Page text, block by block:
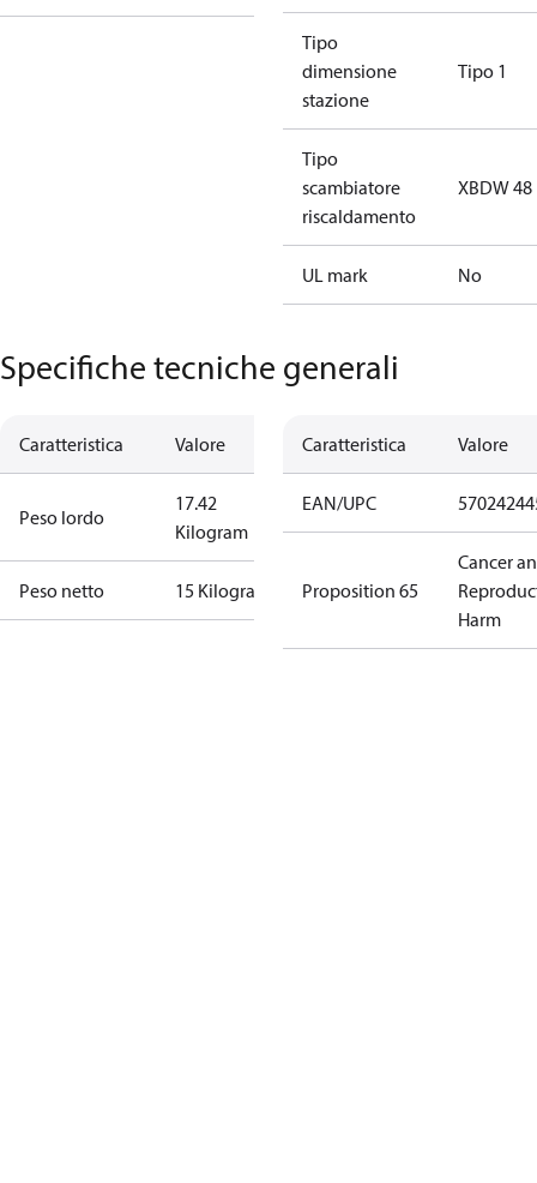
Tipo
dimensione
stazione
Tipo 1
Tipo
scambiatore
riscaldamento
XBDW 48
UL mark No
Specifiche tecniche generali
Caratteristica Valore
Peso lordo
17.42
Kilogram
Peso netto 15 Kilogram
Caratteristica Valore
EAN/UPC
Proposition 65
Cancer
Harm